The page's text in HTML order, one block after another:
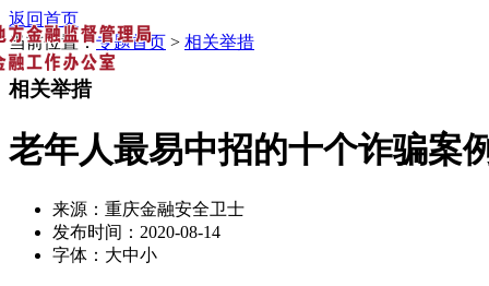
返回首页
当前位置：专题首页 > 相关举措
相关举措
老年人最易中招的十个诈骗案
来源： 重庆金融安全卫士
发布时间：2020-08-14
字体： 大中小